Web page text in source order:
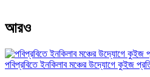
আরও
পবিপ্রবিতে ইনকিলাব মঞ্চের উদ্যোগে কুইজ